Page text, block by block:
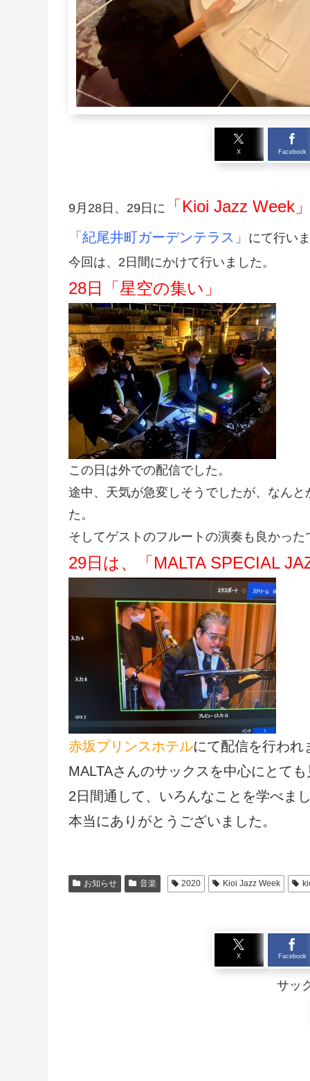
X Facebook
9月28日、29日に 「Kioi Jazz Week
「 紀尾井町ガーデンテラス」 にて行い
今回は、2日間にかけて行いました。
28日「星空の集い」
この日は外での配信でした。
途中、天気が急変しそうでしたが、なん
た。
そしてゲストのフルートの演奏も良かった
29日は、「MALTA SPECIAL
赤坂プリンスホテルにて配信を行われ
MALTAさんのサックスを中心にとて
2日間通して、いろんなことを学べま
本当にありがとうございました。
お知らせ 音楽 2020 Kioi Jazz Week
X Facebook
サッ